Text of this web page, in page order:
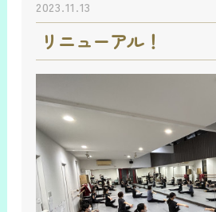
2023.11.13
リニューアル！